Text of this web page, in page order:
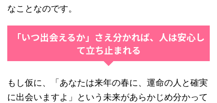
なことなのです。
「いつ出会えるか」さえ分かれば、人は安心し
て立ち止まれる
もし仮に、「あなたは来年の春に、運命の人と確実
に出会いますよ」という未来があらかじめ分かって